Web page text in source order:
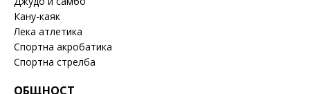
Кану-каяк
Лека атлетика
Спортна акробатика
Спортна стрелба
ОБЩНОСТ